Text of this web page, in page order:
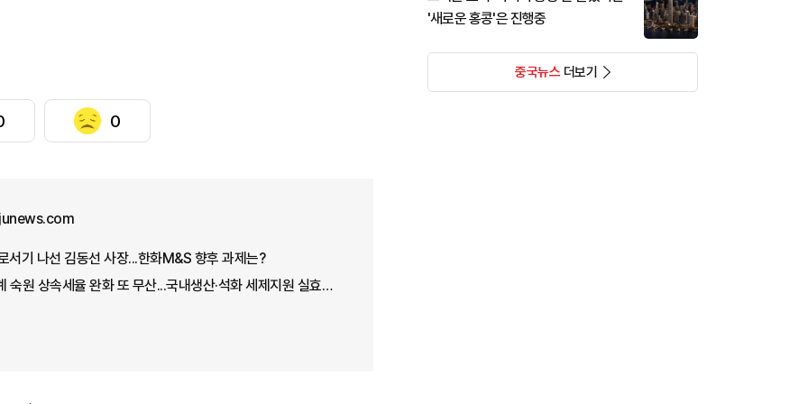
0
서기 나선 김동선 사장...한화M&S 향후 과제는?
[2026 세제개편안] 재계 숙원 상속세율 완화 또 무산...국내생산·석화 세제지원 실효성 의문
'새로운 홍콩'은 진행중
중국뉴스더보기